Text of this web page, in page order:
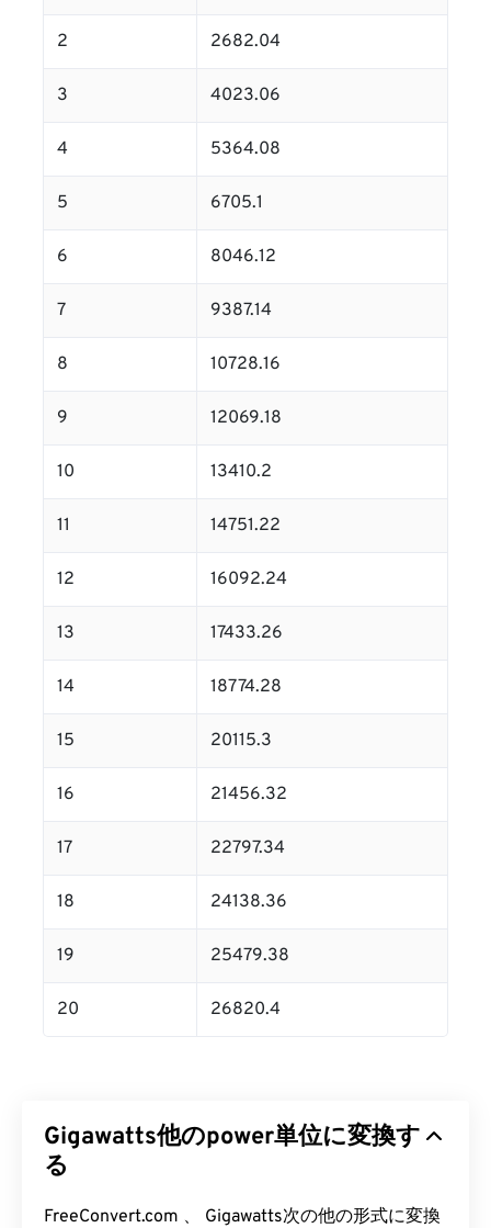
2 2682.04
3 4023.06
4 5364.08
5 6705.1
6 8046.12
7 9387.14
8 10728.16
9 12069.18
10 13410.2
11 14751.22
12 16092.24
13 17433.26
14 18774.28
15 20115.3
16 21456.32
17 22797.34
18 24138.36
19 25479.38
20 26820.4
Gigawatts他のpower単位に変換す
る
FreeConvert.com 、 Gigawatts次の他の形式に変換